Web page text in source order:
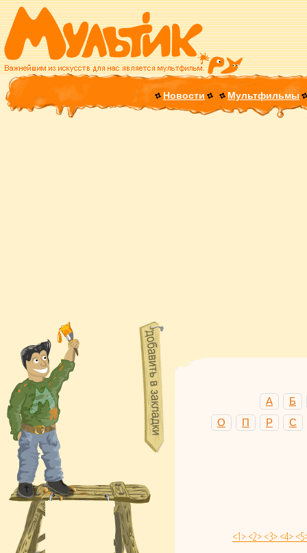
Новости Мультфильмы
А
Б
О
П Р С
<1><2><3><4>